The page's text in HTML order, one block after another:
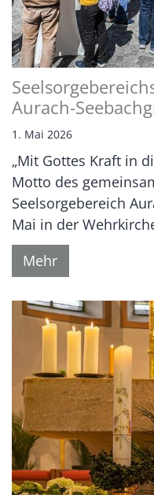
Aurach-
1. Mai 2026
„Mit Gottes Kraft in
Motto des
Seelsorgebereich
Mai in der
Mehr